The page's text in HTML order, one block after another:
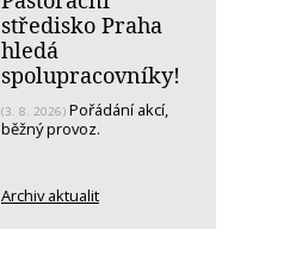
středisko Praha
hledá
spolupracovníky!
(3. 8. 2026) Pořádání akcí,
běžný provoz.
Archiv aktualit